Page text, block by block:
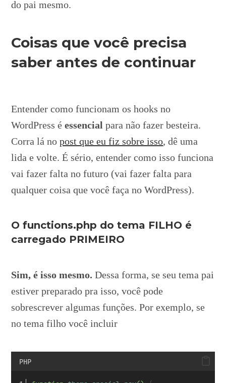
do pai mesmo.
Coisas que você precisa
saber antes de continuar
Entender como funcionam os hooks no
WordPress éessencial para não fazer besteira.
Corra lá nopost que eu fiz sobre isso, dê uma
lida e volte. É sério, entender como isso funciona
vai fazer falta no futuro (vai fazer falta para
qualquer coisa que você faça no WordPress).
O functions.php do tema FILHO é
carregado PRIMEIRO
Sim, é isso mesmo. Dessa forma, se seu tema pai
estiver preparado pra isso, você pode
sobrescrever algumas funções. Por exemplo, se
no tema filho você incluir
PHP